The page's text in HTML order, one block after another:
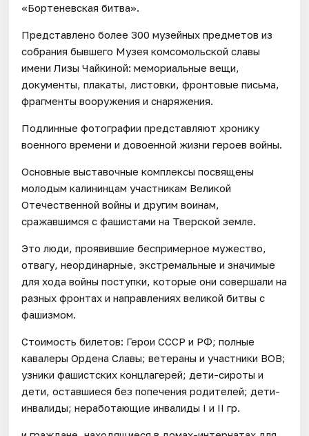
«Бортеневская битва».
Представлено более 300 музейных предметов из
собрания бывшего Музея комсомольской славы
имени Лизы Чайкиной: мемориальные вещи,
документы, плакаты, листовки, фронтовые письма,
фрагменты вооружения и снаряжения.
Подлинные фотографии представляют хронику
военного времени и довоенной жизни героев войны.
Основные выставочные комплексы посвящены
молодым калининцам участникам Великой
Отечественной войны и другим воинам,
сражавшимся с фашистами на Тверской земле.
Это люди, проявившие беспримерное мужество,
отвагу, неординарные, экстремальные и значимые
для хода войны поступки, которые они совершали на
разных фронтах и направлениях великой битвы с
фашизмом.
Стоимость билетов: Герои СССР и РФ; полные
кавалеры Ордена Славы; ветераны и участники ВОВ;
узники фашистских концлагерей; дети-сироты и
дети, оставшиеся без попечения родителей; дети-
инвалиды; неработающие инвалиды I и II гр.